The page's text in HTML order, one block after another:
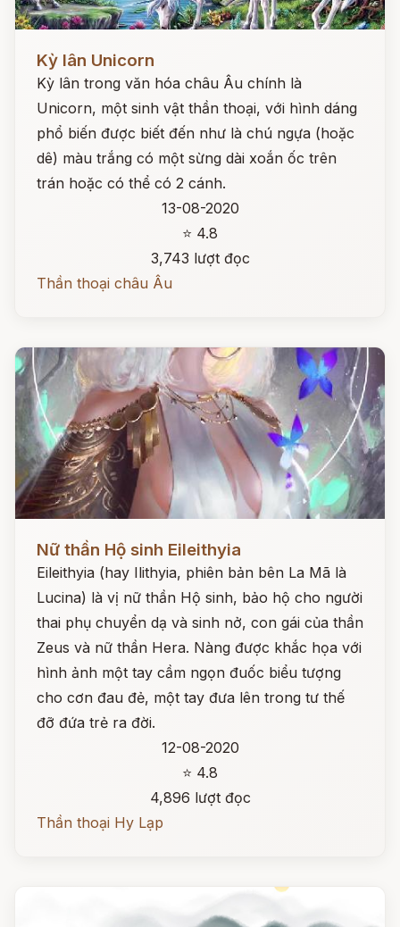
Kỳ lân Unicorn
Kỳ lân trong văn hóa châu Âu chính là
Unicorn, một sinh vật thần thoại, với hình dáng
phổ biến được biết đến như là chú ngựa (hoặc
dê) màu trắng có một sừng dài xoắn ốc trên
trán hoặc có thể có 2 cánh.
13-08-2020
⭐ 4.8
3,743 lượt đọc
Thần thoại châu Âu
Nữ thần Hộ sinh Eileithyia
Eileithyia (hay Ilithyia, phiên bản bên La Mã là
Lucina) là vị nữ thần Hộ sinh, bảo hộ cho người
thai phụ chuyển dạ và sinh nở, con gái của thần
Zeus và nữ thần Hera. Nàng được khắc họa với
hình ảnh một tay cầm ngọn đuốc biểu tượng
cho cơn đau đẻ, một tay đưa lên trong tư thế
đỡ đứa trẻ ra đời.
12-08-2020
⭐ 4.8
4,896 lượt đọc
Thần thoại Hy Lạp